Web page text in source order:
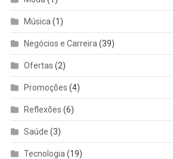
Música (1)
Negócios e Carreira (39)
Ofertas (2)
Promoções (4)
Reflexões (6)
Saúde (3)
Tecnologia (19)